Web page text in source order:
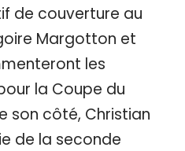
de couverture au
Margotton et
les
la Coupe du
son côté, Christian
de la seconde